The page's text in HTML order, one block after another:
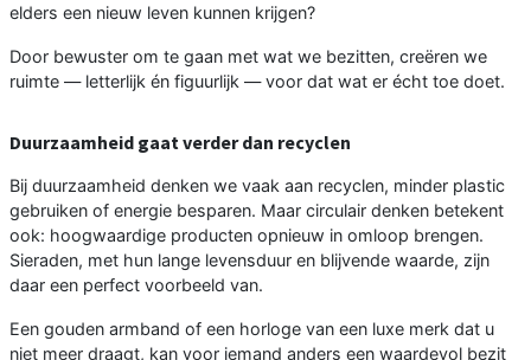
elders een nieuw leven kunnen krijgen?
Door bewuster om te gaan met wat we bezitten, creëren we
ruimte — letterlijk én figuurlijk — voor dat wat er écht toe doet.
Duurzaamheid gaat verder dan recyclen
Bij duurzaamheid denken we vaak aan recyclen, minder plastic
gebruiken of energie besparen. Maar circulair denken betekent
ook: hoogwaardige producten opnieuw in omloop brengen.
Sieraden, met hun lange levensduur en blijvende waarde, zijn
daar een perfect voorbeeld van.
Een gouden armband of een horloge van een luxe merk dat u
niet meer draagt, kan voor iemand anders een waardevol bezit